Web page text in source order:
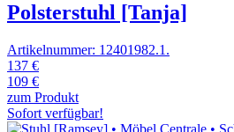
Polsterstuhl [Tanja]
Artikelnummer: 12401982.1.
137 €
109 €
zum Produkt
Sofort verfügbar!